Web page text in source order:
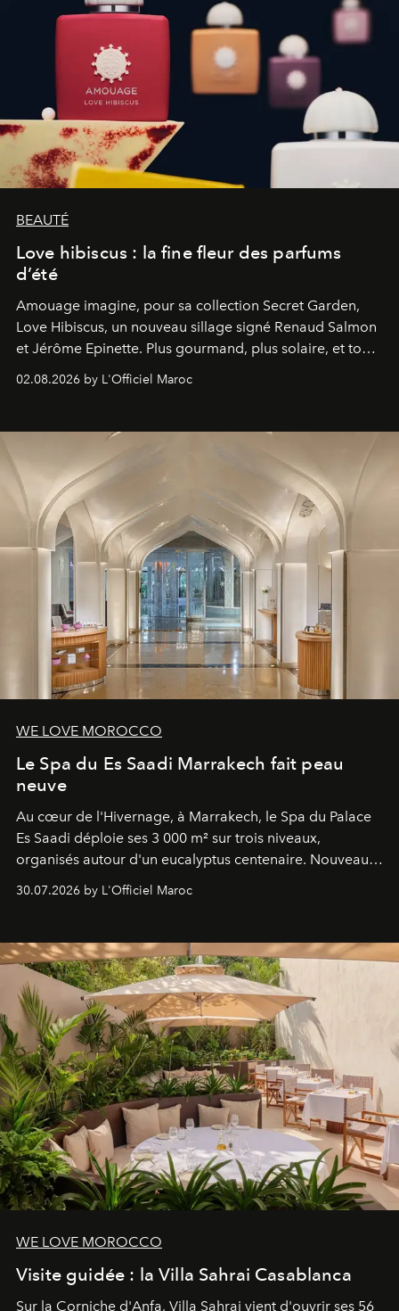
BEAUTÉ
Love hibiscus : la fine fleur des parfums
d’été
Amouage imagine, pour sa collection Secret Garden,
Love Hibiscus, un nouveau sillage signé Renaud Salmon
et Jérôme Epinette. Plus gourmand, plus solaire, et tout
02.08.2026 by L'Officiel Maroc
WE LOVE MOROCCO
Le Spa du Es Saadi Marrakech fait peau
neuve
Au cœur de l'Hivernage, à Marrakech, le Spa du Palace
Es Saadi déploie ses 3 000 m² sur trois niveaux,
organisés autour d'un eucalyptus centenaire. Nouveau
neuro-cosmétique, parcours thermal et studio dédié au
entièreté, entre science des émotions et rituels
reposants.
30.07.2026 by L'Officiel Maroc
WE LOVE MOROCCO
Visite guidée : la Villa Sahrai Casablanca
Sur la Corniche d'Anfa, Villa Sahrai vient d'ouvrir ses 56